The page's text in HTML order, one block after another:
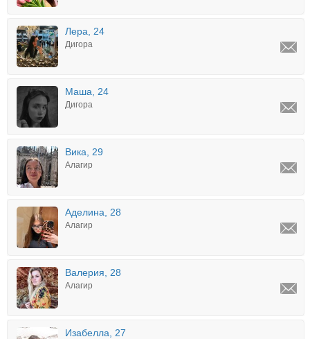
Лера, 24
Дигора
Маша, 24
Дигора
Вика, 29
Алагир
Аделина, 28
Алагир
Валерия, 28
Алагир
Изабелла, 27